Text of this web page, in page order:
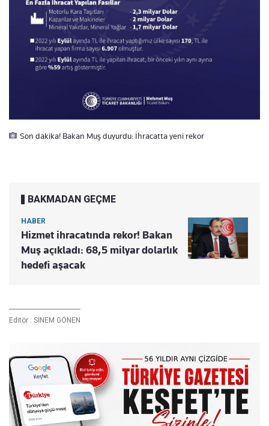
Son dakika! Bakan Muş duyurdu: İhracatta yeni rekor
BAKMADAN GEÇME
HABER
Hizmet ihracatında rekor! Bakan
Muş açıkladı: 68,5 milyar dolarlık
hedefi aşacak
Editör : SİNEM GÖNEN